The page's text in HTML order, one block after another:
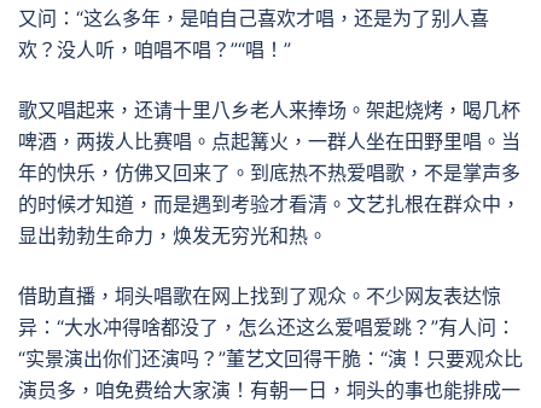
又问：“这么多年，是咱自己喜欢才唱，还是为了别人喜
欢？没人听，咱唱不唱？”“唱！”
歌又唱起来，还请十里八乡老人来捧场。架起烧烤，喝几杯
啤酒，两拨人比赛唱。点起篝火，一群人坐在田野里唱。当
年的快乐，仿佛又回来了。到底热不热爱唱歌，不是掌声多
的时候才知道，而是遇到考验才看清。文艺扎根在群众中，
显出勃勃生命力，焕发无穷光和热。
借助直播，垌头唱歌在网上找到了观众。不少网友表达惊
异：“大水冲得啥都没了，怎么还这么爱唱爱跳？”有人问：
“实景演出你们还演吗？”董艺文回得干脆：“演！只要观众比
演员多，咱免费给大家演！有朝一日，垌头的事也能排成一